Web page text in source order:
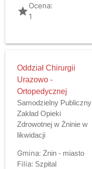
gradeOcena:
1
Oddział Chirurgii
Urazowo -
Ortopedycznej
Samodzielny Publiczny
Zakład Opieki
Zdrowotnej w Żninie w
likwidacji
Gmina: Żnin - miasto
Filia: Szpital